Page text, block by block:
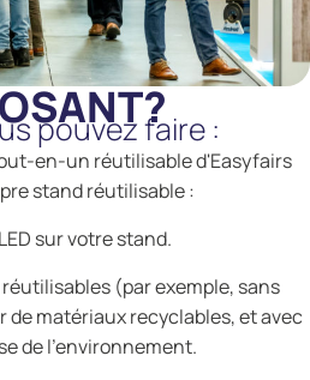
pouvez faire :
en-un réutilisable d'Easyfairs
stand réutilisable :
sur votre stand.
(par exemple, sans
de matériaux recyclables, et avec
de l'environnement.